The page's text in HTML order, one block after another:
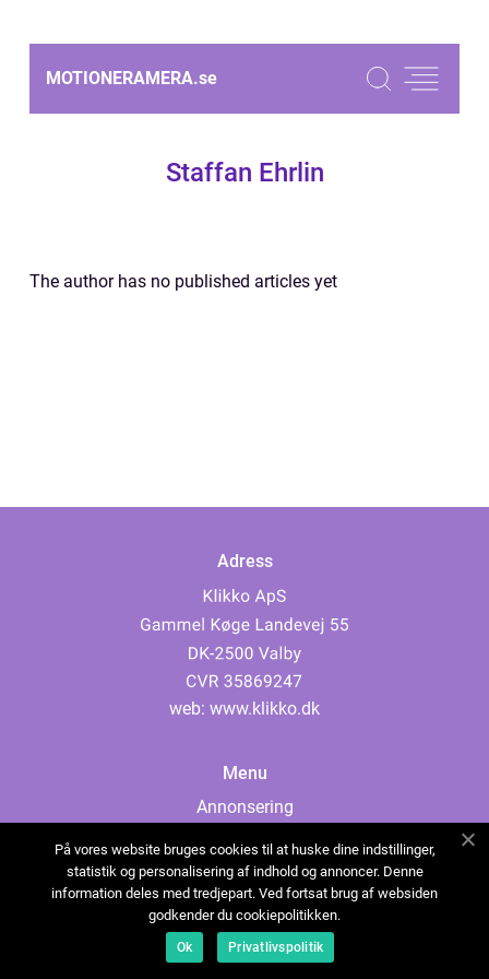
MOTIONERAMERA.se
Staffan Ehrlin
The author has no published articles yet
Adress
web: www.klikko.dk
Menu
Annonsering
Cookies
Kontakta oss
Sitemap
På vores website bruges cookies til at huske dine indstillinger,
statistik og personalisering af indhold og annoncer. Denne
information deles med tredjepart. Ved fortsat brug af websiden
godkender du cookiepolitikken.
Ok Privatlivspolitik